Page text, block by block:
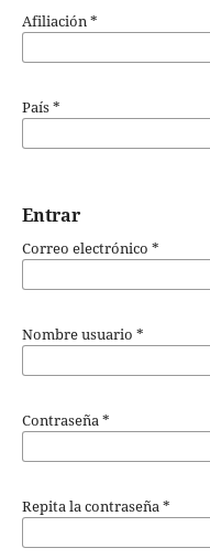
Afiliación*
País*
Entrar
Correo electrónico *
Nombre usuario *
Contraseña*
Repita la contraseña*